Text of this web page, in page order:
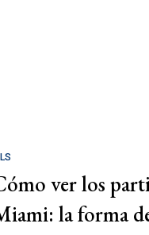
ver los
la forma